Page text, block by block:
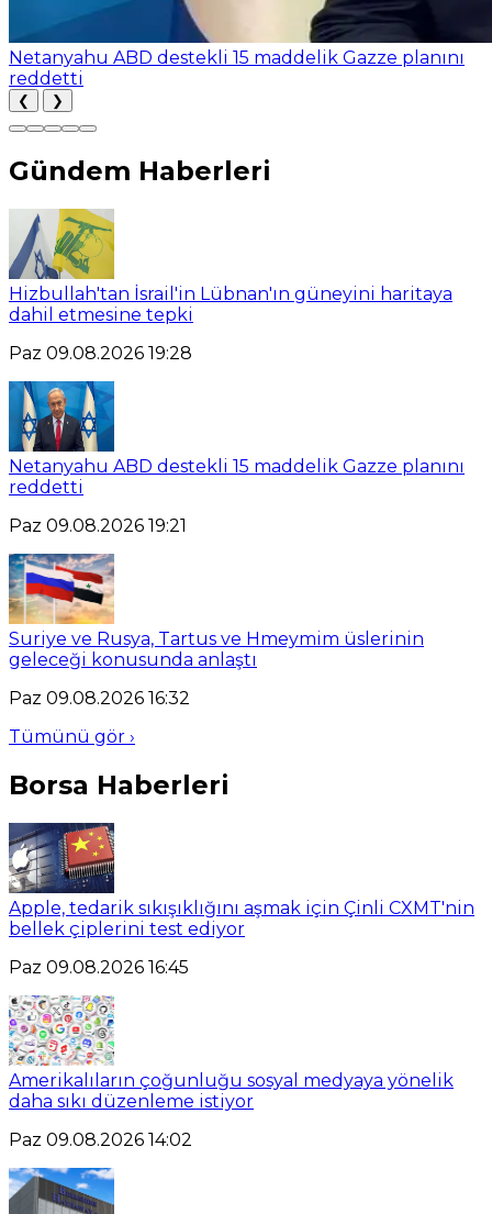
Netanyahu ABD destekli 15 maddelik Gazze planını
reddetti
❮ ❯
Gündem Haberleri
Hizbullah'tan İsrail'in Lübnan'ın güneyini haritaya
dahil etmesine tepki
Paz 09.08.2026 19:28
Netanyahu ABD destekli 15 maddelik Gazze planını
reddetti
Paz 09.08.2026 19:21
Suriye ve Rusya, Tartus ve Hmeymim üslerinin
geleceği konusunda anlaştı
Paz 09.08.2026 16:32
Tümünü gör ›
Borsa Haberleri
Apple, tedarik sıkışıklığını aşmak için Çinli CXMT'nin
bellek çiplerini test ediyor
Paz 09.08.2026 16:45
Amerikalıların çoğunluğu sosyal medyaya yönelik
daha sıkı düzenleme istiyor
Paz 09.08.2026 14:02